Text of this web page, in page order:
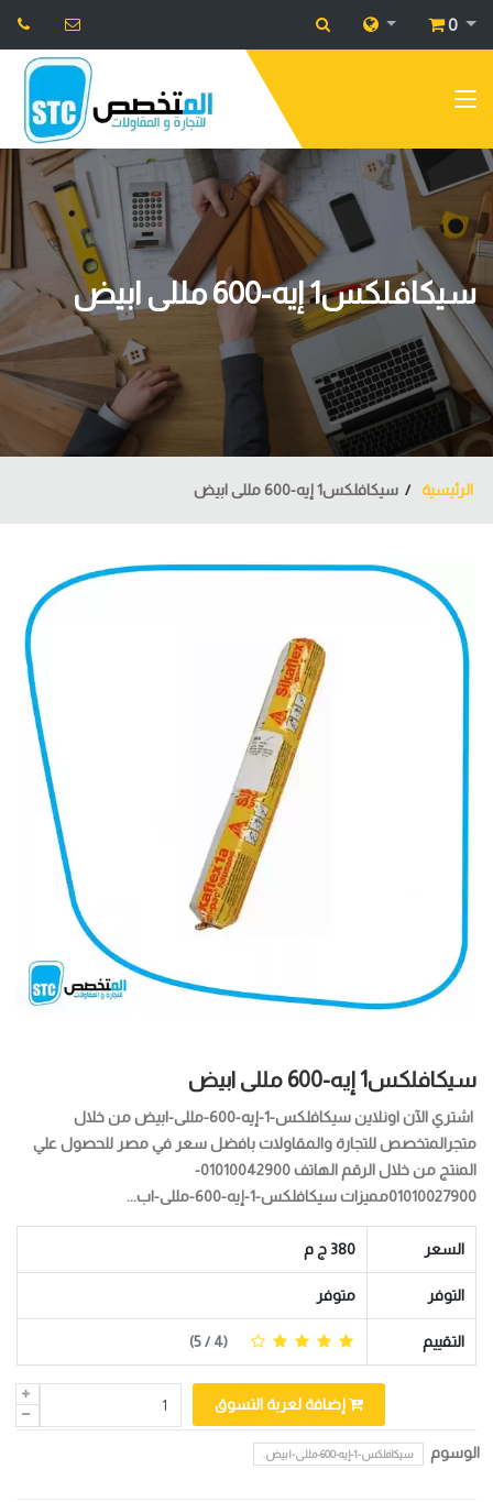
0
سيكافلكس1 إيه-600 مللى ابيض
الرئيسية سيكافلكس1 إيه-600 مللى ابيض
سيكافلكس1 إيه-600 مللى ابيض
اشتري الآن اونلاين سيكافلكس-1-إيه-600-مللى-ابيض من خلال
متجرالمتخصص للتجارة والمقاولات بافضل سعر في مصر للحصول علي
المنتج من خلال الرقم الهاتف 01010042900-
01010027900مميزات سيكافلكس-1-إيه-600-مللى-اب...
السعر 380 ج م
التوفر متوفر
التقييم (
4
/ 5)
إضافة لعربة التسوق
الوسوم سيكافلكس-1-إيه-600-مللى-ابيض.